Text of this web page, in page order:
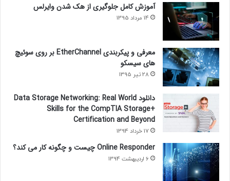
آموزش کامل جلوگیری از هک شدن وایرلس
14 مرداد 1395
معرفی و پیکربندی EtherChannel بر روی سوئیچ
های سیسکو
28 تیر 1395
دانلود Data Storage Networking: Real World
Skills for the CompTIA Storage+
Certification and Beyond
17 خرداد 1394
Online Responder چیست و چگونه کار می کند؟
6 اردیبهشت 1394